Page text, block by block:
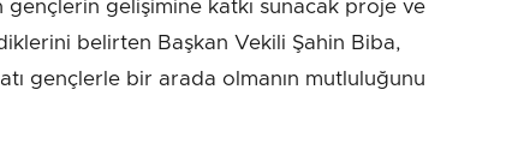
gelişimine katkı sunacak proje ve
belirten Başkan Vekili Şahin Biba,
gençlerle bir arada olmanın mutluluğunu